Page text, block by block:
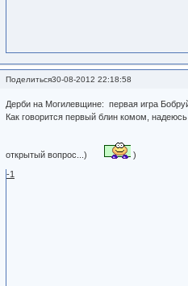
Поделиться30-08-2012 22:18:58
Дерби на Могилевщине: первая игра
Как говорится первый блин комом,
открытый вопрос...)
)
-1